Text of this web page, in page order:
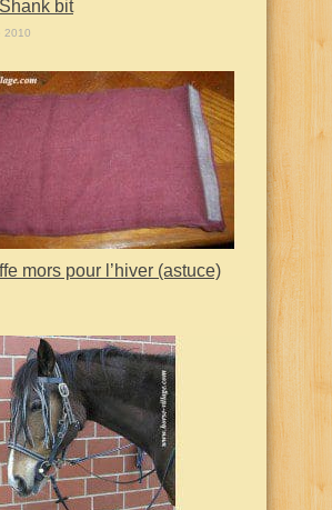
bit
2010
mors pour l’hiver (astuce)